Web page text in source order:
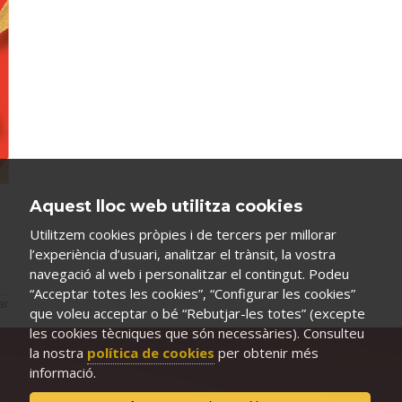
Aquest lloc web utilitza cookies
Utilitzem cookies pròpies i de tercers per millorar
l’experiència d’usuari, analitzar el trànsit, la vostra
navegació al web i personalitzar el contingut. Podeu
“Acceptar totes les cookies”, “Configurar les cookies”
que voleu acceptar o bé “Rebutjar-les totes” (excepte
les cookies tècniques que són necessàries). Consulteu
la nostra política de cookies per obtenir més
informació.